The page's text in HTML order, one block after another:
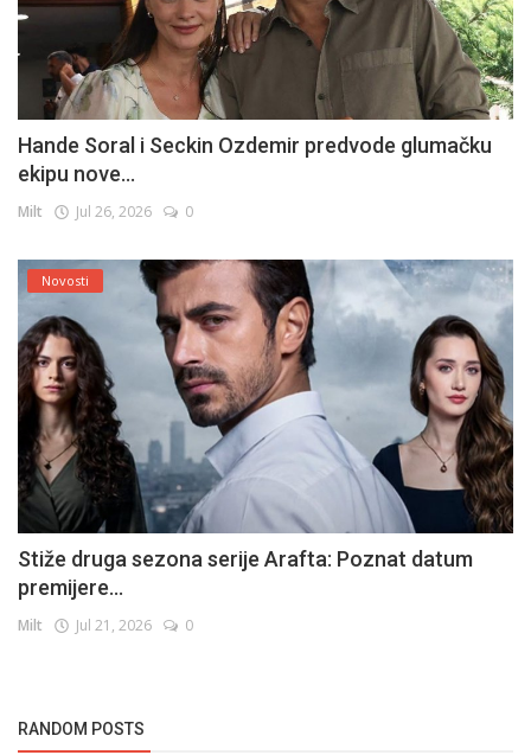
Hande Soral i Seckin Ozdemir predvode glumačku
ekipu nove...
Milt Jul 26, 2026 0
Novosti
Stiže druga sezona serije Arafta: Poznat datum
premijere...
Milt Jul 21, 2026 0
RANDOM POSTS